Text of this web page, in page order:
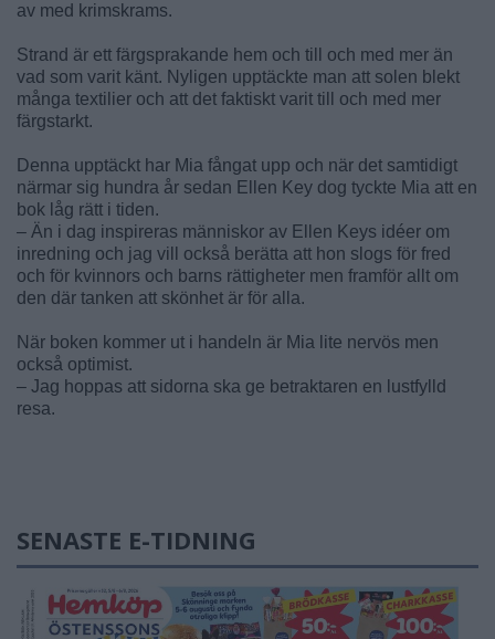
av med krimskrams.
Strand är ett färgsprakande hem och till och med mer än
vad som varit känt. Nyligen upptäckte man att solen blekt
många textilier och att det faktiskt varit till och med mer
färgstarkt.
Denna upptäckt har Mia fångat upp och när det samtidigt
närmar sig hundra år sedan Ellen Key dog tyckte Mia att en
bok låg rätt i tiden.
– Än i dag inspireras människor av Ellen Keys idéer om
inredning och jag vill också berätta att hon slogs för fred
och för kvinnors och barns rättigheter men framför allt om
den där tanken att skönhet är för alla.
När boken kommer ut i handeln är Mia lite nervös men
också optimist.
– Jag hoppas att sidorna ska ge betraktaren en lustfylld
resa.
SENASTE E-TIDNING